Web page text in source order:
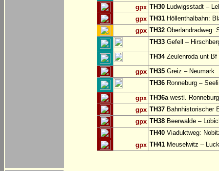
gpx TH30 Ludwigsstadt –
gpx TH31 Höllenthalbahn:
gpx TH32 Oberlandradweg:
TH33 Gefell –
TH34Zeulenroda unt Bf
gpx TH35 Greiz – Neumark
TH36 Ronneburg –
gpx TH36awestl.
gpx TH37 Bahnhistorischer
gpx TH38 Beerwalde –
TH40 Viaduktweg:
gpx TH41 Meuselwitz –